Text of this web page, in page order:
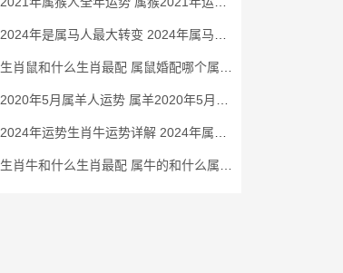
2024年是属马人最大转变 2024年属马人的全年运势
生肖鼠和什么生肖最配 属鼠婚配哪个属相最好
2020年5月属羊人运势 属羊2020年5月运程
2024年运势生肖牛运势详解 2024年属牛人的全年运势详解
生肖牛和什么生肖最配 属牛的和什么属相最配